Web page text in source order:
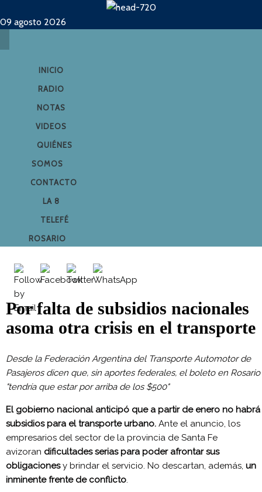
09 agosto 2026
INICIO
RADIO
NOTAS
VIDEOS
QUIÉNES
SOMOS
CONTACTO
LA 8
TELEFÉ
ROSARIO
Por falta de subsidios nacionales
asoma otra crisis en el transporte
Desde la Federación Argentina del Transporte Automotor de
Pasajeros dicen que, sin aportes federales, el boleto en Rosario
"tendría que estar por arriba de los $500"
El gobierno nacional anticipó que a partir de enero no habrá
subsidios para el transporte urbano. Ante el anuncio, los
empresarios del sector de la provincia de Santa Fe
avizoran dificultades serias para poder afrontar sus
obligacionesy brindar el servicio. No descartan, además, un
inminente frente de conflicto.